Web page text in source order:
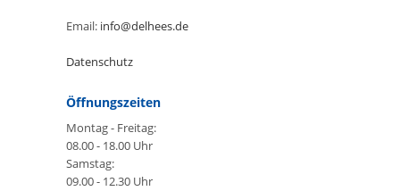
Email: info@delhees.de
Datenschutz
Öffnungszeiten
Montag - Freitag:
08.00 - 18.00 Uhr
Samstag:
09.00 - 12.30 Uhr